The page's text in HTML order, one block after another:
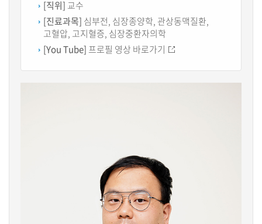
[직위] 교수
[진료과목] 심부전, 심장종양학, 관상동맥질환,
고혈압, 고지혈증, 심장중환자의학
[You Tube] 프로필 영상 바로가기